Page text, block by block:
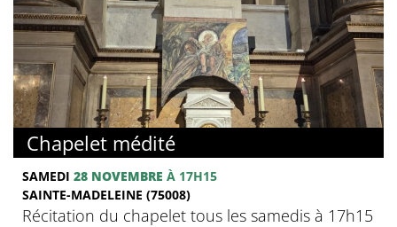
Chapelet médité
SAMEDI 28 NOVEMBRE À 17H15
SAINTE-MADELEINE (75008)
Récitation du chapelet tous les samedis à 17h15